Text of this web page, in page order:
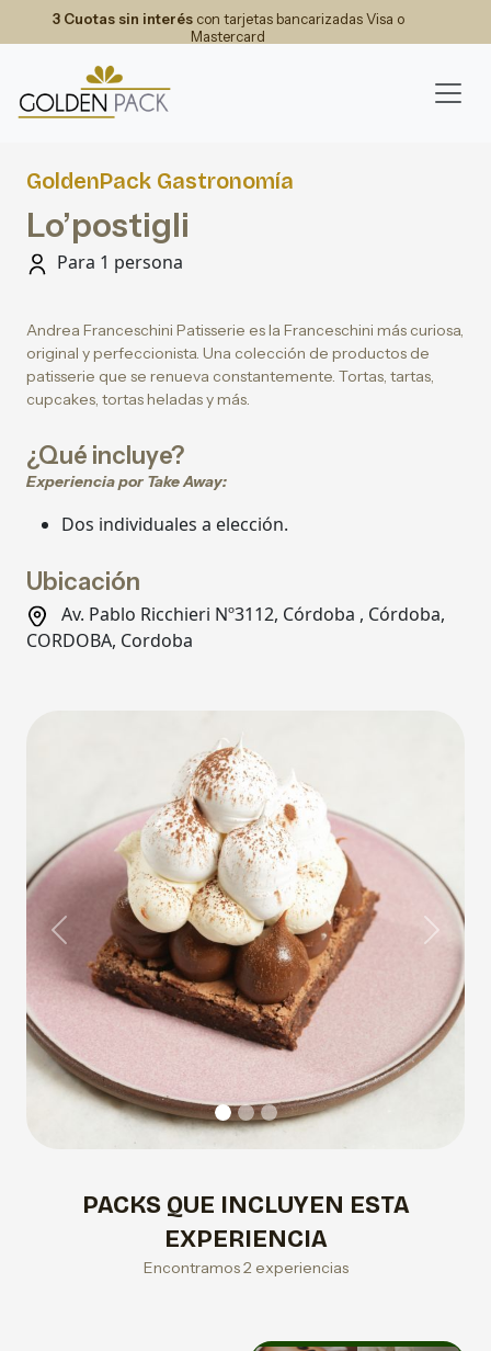
3 Cuotas sin interéscon tarjetas bancarizadas Visa o
Mastercard
GoldenPack Gastronomía
Lo’postigli
Para 1 persona
Andrea Franceschini Patisserie es la Franceschini más curiosa,
original y perfeccionista. Una colección de productos de
patisserie que se renueva constantemente. Tortas, tartas,
cupcakes, tortas heladas y más.
¿Qué incluye?
Experiencia por Take Away:
Dos individuales a elección.
Ubicación
Av. Pablo Ricchieri Nº3112, Córdoba , Córdoba,
CORDOBA, Cordoba
Previous Next
PACKS QUE INCLUYEN ESTA
EXPERIENCIA
Encontramos 2 experiencias